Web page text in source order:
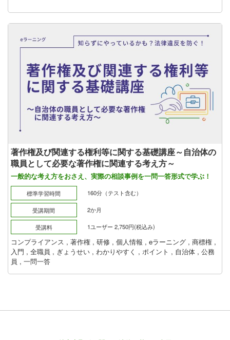
著作権及び関連する権利等に関する基礎講座～自治体の
職員として必要な著作権に関連する考え方～
一般的な考え方をおさえ、実際の相談事例を一問一答形式で学ぶ！
標準学習時間 160分（テスト含む）
受講期間 2か月
受講料 1ユーザー 2,750円(税込み)
コンプライアンス , 著作権 , 研修 , 個人情報 , eラーニング , 商標権 ,
入門 , 全職員 , ぎょうせい , わかりやすく , ポイント , 自治体 , 公務
員 , 一問一答